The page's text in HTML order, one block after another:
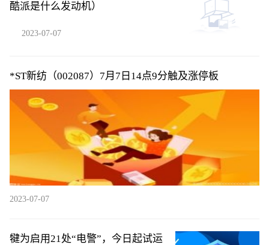
酷派是什么发动机）
2023-07-07
*ST新纺（002087）7月7日14点9分触及涨停板
2023-07-07
犍为启用21处“电警”，今日起试运